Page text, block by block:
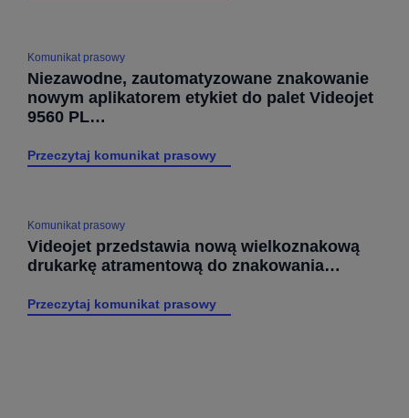
Komunikat prasowy
Niezawodne, zautomatyzowane znakowanie
nowym aplikatorem etykiet do palet Videojet
9560 PL…
Przeczytaj komunikat prasowy
Komunikat prasowy
Videojet przedstawia nową wielkoznakową
drukarkę atramentową do znakowania…
Przeczytaj komunikat prasowy